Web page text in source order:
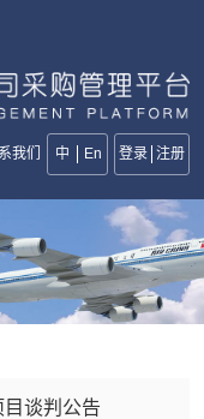
我们 中 En 登录 注册
谈判公告